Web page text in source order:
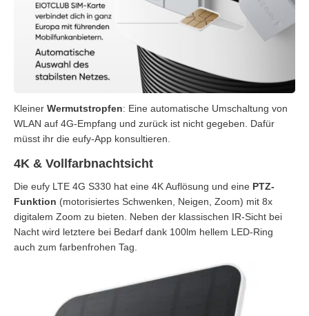
Kleiner Wermutstropfen: Eine automatische Umschaltung von
WLAN auf 4G-Empfang und zurück ist nicht gegeben. Dafür
müsst ihr die eufy-App konsultieren.
4K & Vollfarbnachtsicht
Die eufy LTE 4G S330 hat eine 4K Auflösung und eine PTZ-
Funktion (motorisiertes Schwenken, Neigen, Zoom) mit 8x
digitalem Zoom zu bieten. Neben der klassischen IR-Sicht bei
Nacht wird letztere bei Bedarf dank 100lm hellem LED-Ring
auch zum farbenfrohen Tag.